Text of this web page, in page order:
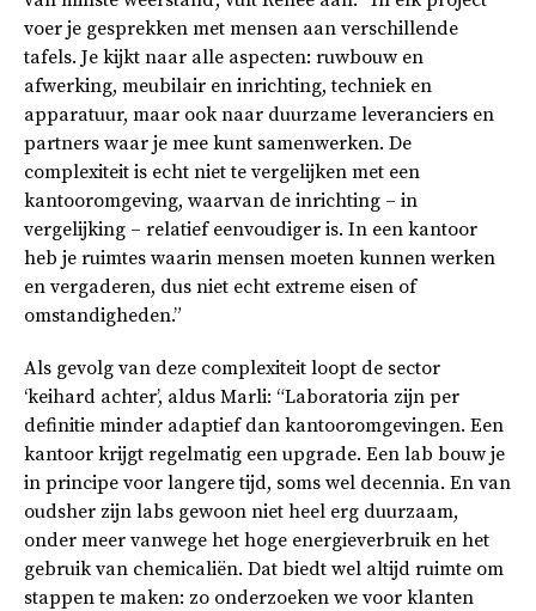
voer je gesprekken met mensen aan verschillende
tafels. Je kijkt naar alle aspecten: ruwbouw en
afwerking, meubilair en inrichting, techniek en
apparatuur, maar ook naar duurzame leveranciers en
partners waar je mee kunt samenwerken. De
complexiteit is echt niet te vergelijken met een
kantooromgeving, waarvan de inrichting – in
vergelijking – relatief eenvoudiger is. In een kantoor
heb je ruimtes waarin mensen moeten kunnen werken
en vergaderen, dus niet echt extreme eisen of
omstandigheden.”
Als gevolg van deze complexiteit loopt de sector
‘keihard achter’, aldus Marli: “Laboratoria zijn per
definitie minder adaptief dan kantooromgevingen. Een
kantoor krijgt regelmatig een upgrade. Een lab bouw je
in principe voor langere tijd, soms wel decennia. En van
oudsher zijn labs gewoon niet heel erg duurzaam,
onder meer vanwege het hoge energieverbruik en het
gebruik van chemicaliën. Dat biedt wel altijd ruimte om
stappen te maken: zo onderzoeken we voor klanten